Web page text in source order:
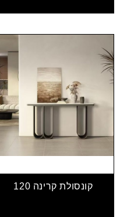
קונסולת קרינה 120